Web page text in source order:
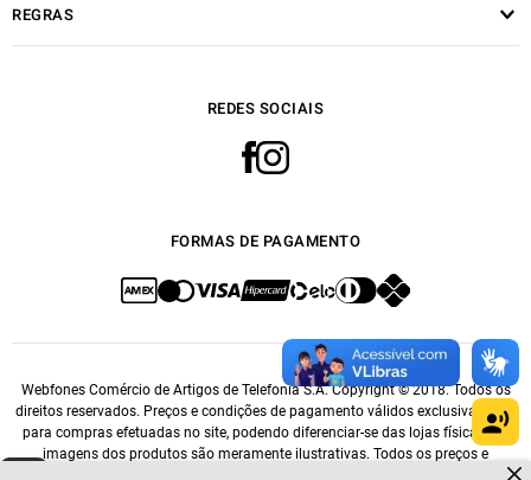
REGRAS
REDES SOCIAIS
FORMAS DE PAGAMENTO
Webfones Comércio de Artigos de Telefonia S.A. Copyright © 2018. Todos os
direitos reservados. Preços e condições de pagamento válidos exclusivamente
para compras efetuadas no site, podendo diferenciar-se das lojas físicas. As
imagens dos produtos são meramente ilustrativas. Todos os preços e